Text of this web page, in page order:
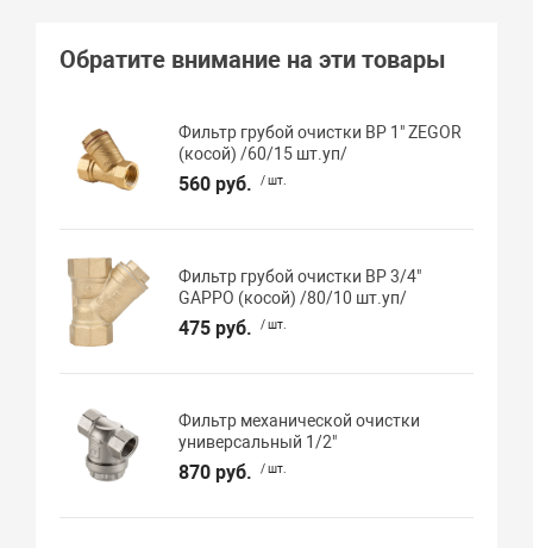
Обратите внимание на эти товары
Фильтр грубой очистки ВР 1" ZEGOR
(косой) /60/15 шт.уп/
560 руб. / шт.
Фильтр грубой очистки ВР 3/4"
GAPPO (косой) /80/10 шт.уп/
475 руб. / шт.
Фильтр механической очистки
универсальный 1/2"
870 руб. / шт.